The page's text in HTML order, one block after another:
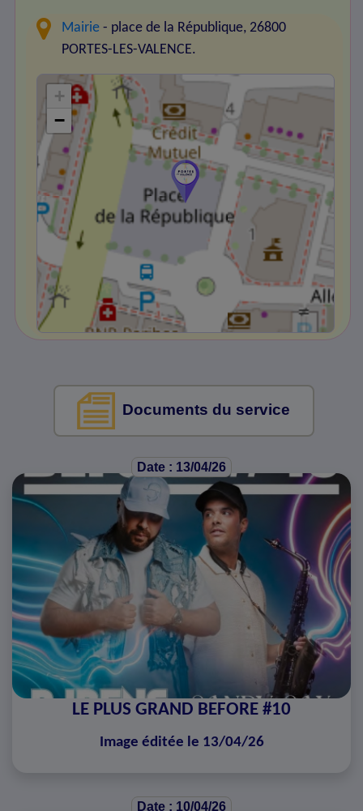
Mairie - place de la République, 26800
PORTES-LES-VALENCE.
+
−
Documents du service
Date : 13/04/26
LE PLUS GRAND BEFORE #10
Image éditée le 13/04/26
Date : 10/04/26